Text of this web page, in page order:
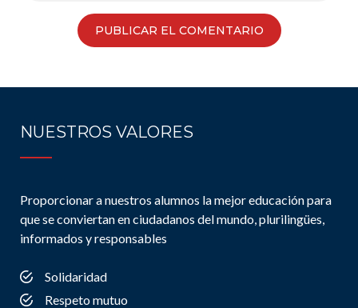
NUESTROS VALORES
Proporcionar a nuestros alumnos la mejor educación para
que se conviertan en ciudadanos del mundo, plurilingües,
informados y responsables
Solidaridad
Respeto mutuo